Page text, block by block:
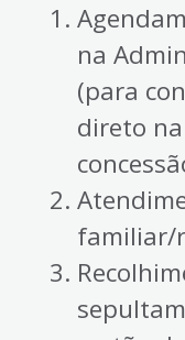
na
(para
direto
familiar/